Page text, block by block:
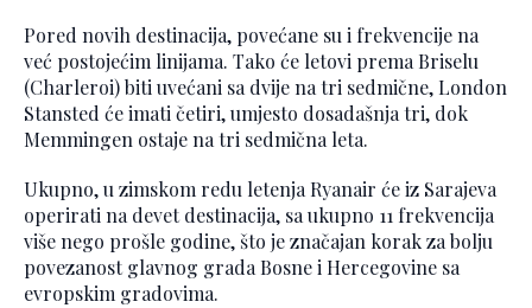
Pored novih destinacija, povećane su i frekvencije na
već postojećim linijama. Tako će letovi prema Briselu
(Charleroi) biti uvećani sa dvije na tri sedmične, London
Stansted će imati četiri, umjesto dosadašnja tri, dok
Memmingen ostaje na tri sedmična leta.
Ukupno, u zimskom redu letenja Ryanair će iz Sarajeva
operirati na devet destinacija, sa ukupno 11 frekvencija
više nego prošle godine, što je značajan korak za bolju
povezanost glavnog grada Bosne i Hercegovine sa
evropskim gradovima.